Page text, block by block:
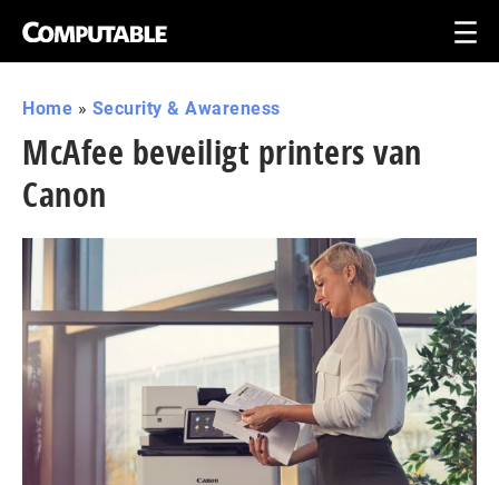
Home » Security & Awareness
McAfee beveiligt printers van
Canon